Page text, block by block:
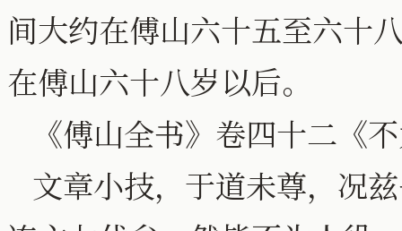
间大约在傅山六十五至六十
在傅山六十八岁以后。
《傅山全书》卷四十二《
文章小技，于道未尊，况